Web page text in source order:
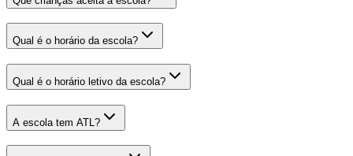
Qual é o horário da escola?
Qual é o horário letivo da escola?
A escola tem ATL?